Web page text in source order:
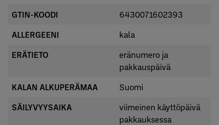
GTIN-KOODI 6430071602393
ALLERGEENI kala
ERÄTIETO
eränumero ja
pakkauspäivä
KALAN ALKUPERÄMAA Suomi
SÄILYVYYSAIKA
viimeinen käyttöpäivä
pakkauksessa